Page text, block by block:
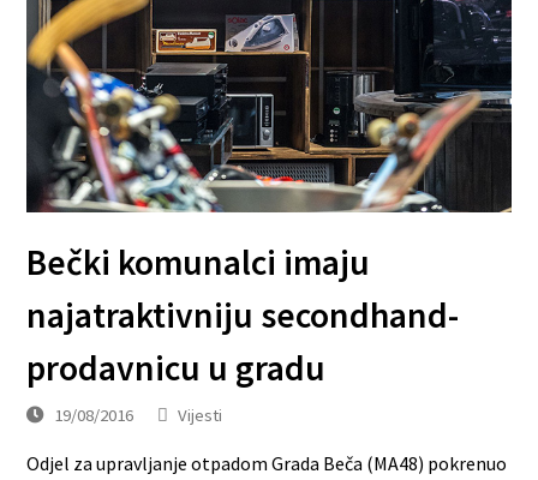
Bečki komunalci imaju
najatraktivniju secondhand-
prodavnicu u gradu
19/08/2016 Vijesti
Odjel za upravljanje otpadom Grada Beča (MA48) pokrenuo